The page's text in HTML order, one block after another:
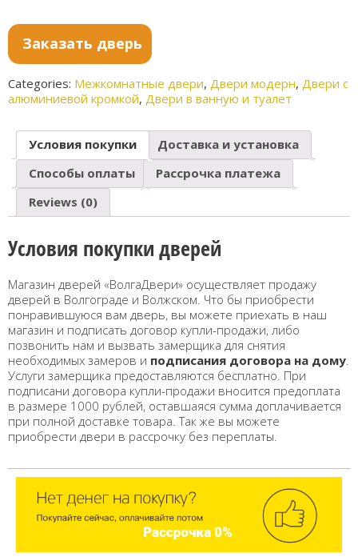
Заказать дверь
Categories: Межкомнатные двери, Двери модерн, Двери с
алюминиевой кромкой, Двери в ванную и туалет
Условия покупки
Доставка и установка
Способы оплаты
Рассрочка платежа
Reviews (0)
Условия покупки дверей
Магазин дверей «ВолгаДвери» осуществляет продажу
дверей в Волгограде и Волжском. Что бы приобрести
понравившуюся вам дверь, вы можете приехать в наш
магазин и подписать договор купли-продажи, либо
позвонить нам и вызвать замерщика для снятия
необходимых замеров и подписания договора на дому
Услуги замерщика предоставляются бесплатно. При
подписани договора купли-продажи вносится предоплата
в размере 1000 рублей, оставшаяся сумма доплачивается
при полной доставке товара. Так же вы можете
приобрести двери в рассрочку без переплаты.